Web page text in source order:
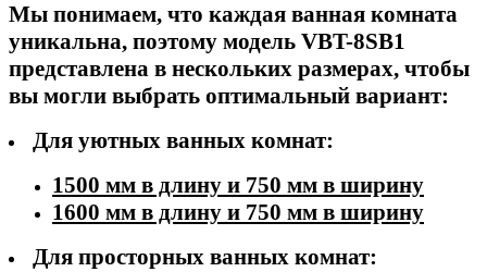
Мы понимаем, что каждая ванная комната
уникальна, поэтому модель VBT-8SB1
представлена в нескольких размерах, чтобы
вы могли выбрать оптимальный вариант:
Для уютных ванных комнат:
1500 мм в длину и 750 мм в ширину
1600 мм в длину и 750 мм в ширину
Для просторных ванных комнат: